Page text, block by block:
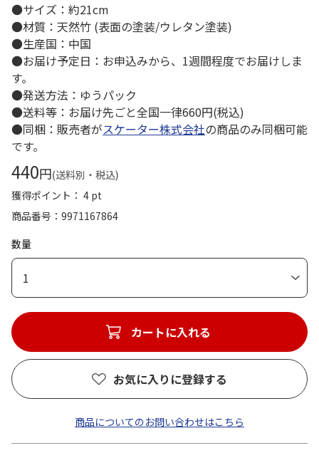
●サイズ：約21cm
●材質：天然竹 (表面の塗装/ウレタン塗装)
●生産国：中国
●お届け予定日：お申込みから、1週間程度でお届けしま
す。
●発送方法：ゆうパック
●送料等：お届け先ごと全国一律660円(税込)
●同梱：販売者がスケーター株式会社の商品のみ同梱可能
です。
440円(送料別・税込)
獲得ポイント： 4 pt
商品番号
9971167864
数量
1
カートに入れる
お気に入りに登録する
商品についてのお問い合わせはこちら